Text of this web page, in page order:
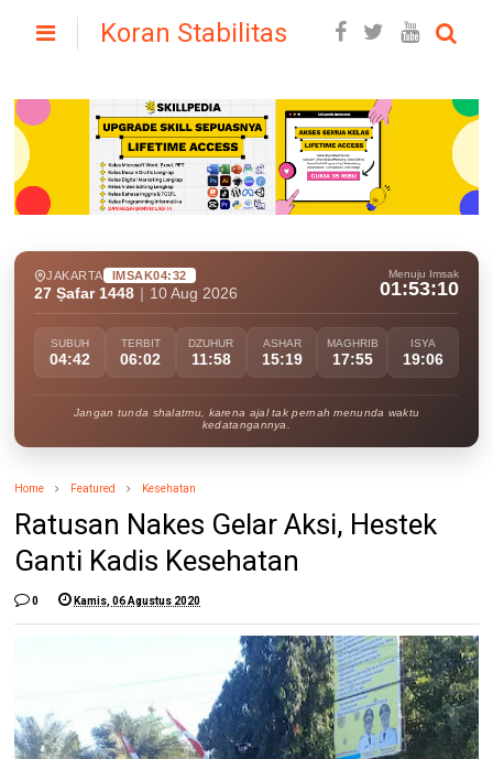
Koran Stabilitas
JAKARTA IMSAK04:32
27 Ṣafar 1448 10 Aug 2026
Menuju Imsak
01:53:09
SUBUH
04:42
TERBIT
06:02
DZUHUR
11:58
ASHAR
15:19
MAGHRIB
17:55
ISYA
19:06
Jangan tunda shalatmu, karena ajal tak pernah menunda waktu
kedatangannya.
Home Featured Kesehatan
Ratusan Nakes Gelar Aksi, Hestek
Ganti Kadis Kesehatan
0 Kamis, 06 Agustus 2020